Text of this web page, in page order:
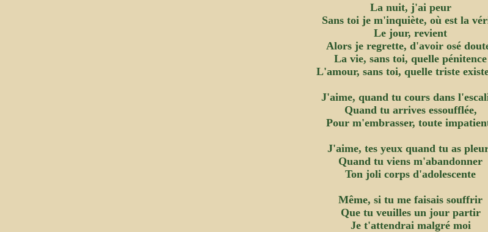
La nuit, j'ai peur
Sans toi je m'inquiète, où est la
Le jour, revient
Alors je regrette, d'avoir osé
La vie, sans toi, quelle pénitence
L'amour, sans toi, quelle triste
J'aime, quand tu cours dans
Quand tu arrives essoufflée,
Pour m'embrasser, toute
J'aime, tes yeux quand tu as
Quand tu viens m'abandonner
Ton joli corps d'adolescente
Même, si tu me faisais souffrir
Que tu veuilles un jour partir
Je t'attendrai malgré moi